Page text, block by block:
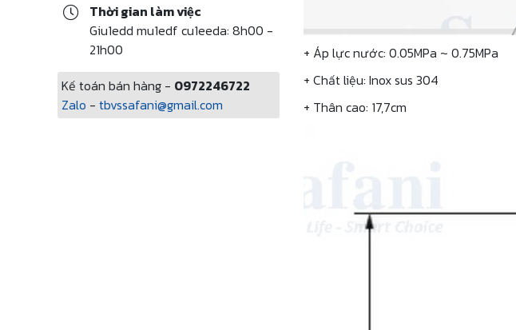
+ Áp lực nước: 0.05MPa ~ 0.75MPa
+ Chất liệu: Inox sus 304
+ Thân cao: 17,7cm
Thời gian làm việc
Giu1edd mu1edf cu1eeda: 8h00 -
21h00
Kế toán bán hàng - 0972246722
Zalo - tbvssafani@gmail.com